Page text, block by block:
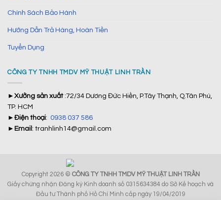
Chính Sách Bảo Hành
Hướng Dẫn Trả Hàng, Hoàn Tiền
Tuyển Dụng
CÔNG TY TNHH TMDV MỸ THUẬT LINH TRẦN
► Xưởng sản xuất:72/34 Dương Đức Hiền, P.Tây Thạnh, Q.Tân Phú,
TP. HCM
► Điện thoại: 0938 037 586
► Email : tranhlinh14@gmail.com
Copyright 2026 © CÔNG TY TNHH TMDV MỸ THUẬT LINH TRẦN
Giấy chứng nhận Đăng ký Kinh doanh số 0315634384 do Sở Kế hoạch và
Đầu tư Thành phố Hồ Chí Minh cấp ngày 19/04/2019